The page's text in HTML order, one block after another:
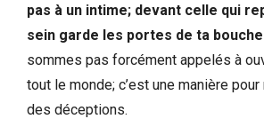
pas à un intime; devant celle qui
sein garde les portes de ta
sommes pas forcément appelés à
tout le monde; c’est une manière pour
des déceptions.